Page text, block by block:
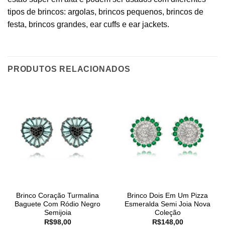
tipos de brincos: argolas, brincos pequenos, brincos de
festa, brincos grandes, ear cuffs e ear jackets.
PRODUTOS RELACIONADOS
Brinco Coração Turmalina
Baguete Com Ródio Negro
Semijoia
R$98,00
Brinco Dois Em Um Pizza
Esmeralda Semi Joia Nova
Coleção
R$148,00